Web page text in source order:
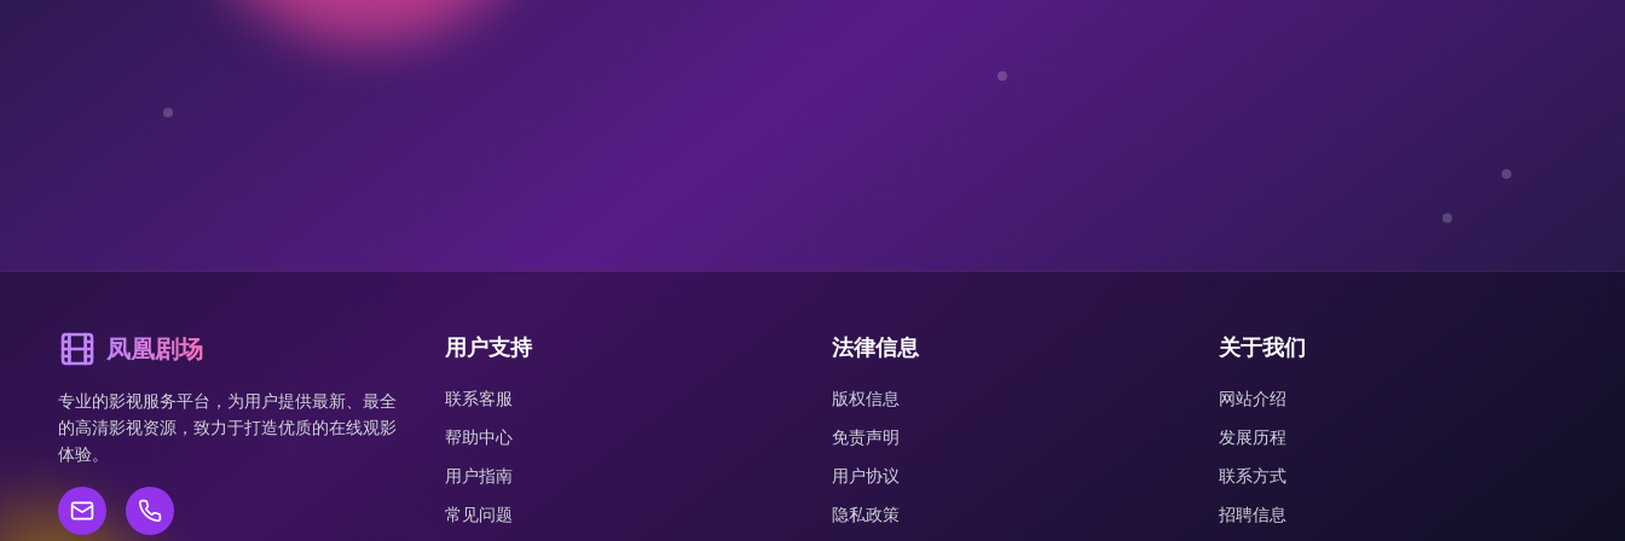
凤凰剧场
专业的影视服务平台，为用户提供最新、最全
的高清影视资源，致力于打造优质的在线观影
体验。
用户支持
联系客服
帮助中心
用户指南
常见问题
法律信息
版权信息
免责声明
用户协议
隐私政策
关于我们
网站介绍
发展历程
联系方式
招聘信息